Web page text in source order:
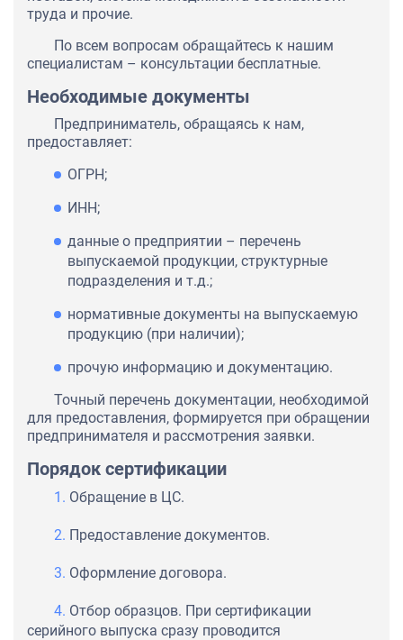
труда и прочие.
По всем вопросам обращайтесь к нашим
специалистам – консультации бесплатные.
Необходимые документы
Предприниматель, обращаясь к нам,
предоставляет:
ОГРН;
ИНН;
данные о предприятии – перечень
выпускаемой продукции, структурные
подразделения и т.д.;
нормативные документы на выпускаемую
продукцию (при наличии);
прочую информацию и документацию.
Точный перечень документации, необходимой
для предоставления, формируется при обращении
предпринимателя и рассмотрения заявки.
Порядок сертификации
Обращение в ЦС.
Предоставление документов.
Оформление договора.
Отбор образцов. При сертификации
серийного выпуска сразу проводится